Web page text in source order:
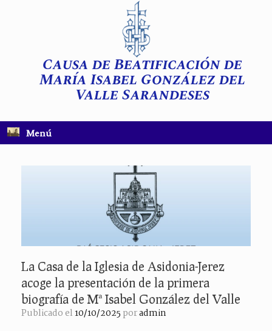
Causa de Beatificación de
María Isabel González del
Valle Sarandeses
Menú
La Casa de la Iglesia de Asidonia-Jerez
acoge la presentación de la primera
biografía de Mª Isabel González del Valle
Publicado el10/10/2025 poradmin